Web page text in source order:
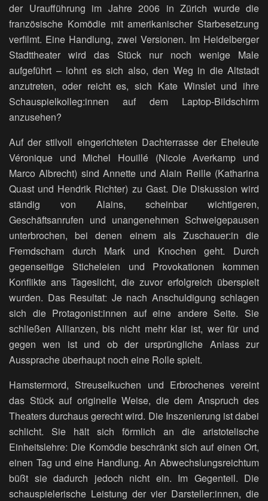
der Uraufführung im Jahre 2006 in Zürich wurde die
französische Komödie mit amerikanischer Starbesetzung
verfilmt. Eine Handlung, zwei Versionen. Im Heidelberger
Stadttheater wird das Stück nur noch wenige Male
aufgeführt – lohnt es sich also, den Weg in die Altstadt
anzutreten, oder reicht es, sich Kate Winslet und ihre
Schauspielkolleg:innen auf dem Laptop-Bildschirm
anzusehen?
Auf der stilvoll eingerichteten Dachterrasse der Eheleute
Véronique und Michel Houillé (Nicole Averkamp und
Marco Albrecht) sind Annette und Alain Reille (Katharina
Quast und Hendrik Richter) zu Gast. Die Diskussion wird
ständig von Alains, scheinbar wichtigeren,
Geschäftsanrufen und unangenehmen Schweigepausen
unterbrochen, bei denen einem als Zuschauer:in die
Fremdscham durch Mark und Knochen geht. Durch
gegenseitige Sticheleien und Provokationen kommen
Konflikte ans Tageslicht, die zuvor erfolgreich überspielt
wurden. Das Resultat: Je nach Anschuldigung schlagen
sich die Protagonist:innen auf eine andere Seite. Sie
schließen Allianzen, bis nicht mehr klar ist, wer für und
gegen wen ist und ob der ursprüngliche Anlass zur
Aussprache überhaupt noch eine Rolle spielt.
Hamstermord, Streuselkuchen und Erbrochenes vereint
das Stück auf originelle Weise, die dem Anspruch des
Theaters durchaus gerecht wird. Die Inszenierung ist dabei
schlicht. Sie hält sich förmlich an die aristotelische
Einheitslehre: Die Komödie beschränkt sich auf einen Ort,
einen Tag und eine Handlung. An Abwechslungsreichtum
büßt sie dadurch jedoch nicht ein. Im Gegenteil. Die
schauspielerische Leistung der vier Darsteller:innen, die